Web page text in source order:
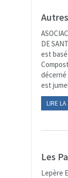
DE
est
décerné
est
LIRE LA
Les
Lepère